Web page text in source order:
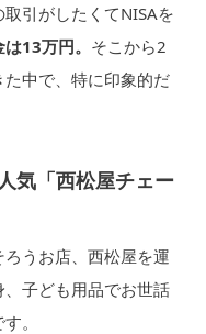
引がしたくてNISAを
13万円。 そこから2
中で、特に印象的だ
気「西松屋チェー
うお店、西松屋を運
、子ども用品でお世話
。